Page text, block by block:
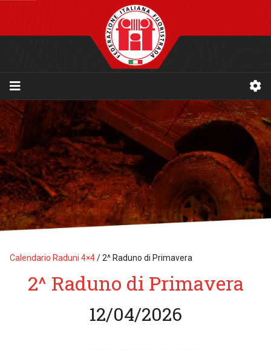
Calendario Raduni 4×4/2^ Raduno di Primavera
2^ Raduno di Primavera
12/04/2026